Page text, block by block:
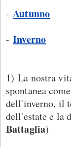
-Autunno
- Inverno
1) La nostra
spontanea
dell'inverno, il
dell'estate e la
Battaglia)